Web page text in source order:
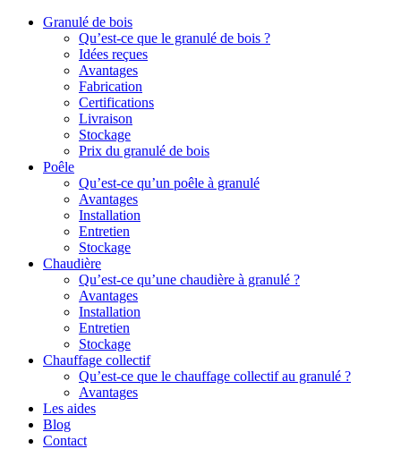
Granulé de bois
Qu’est-ce que le granulé de bois ?
Idées reçues
Avantages
Fabrication
Certifications
Livraison
Stockage
Prix du granulé de bois
Poêle
Qu’est-ce qu’un poêle à granulé
Avantages
Installation
Entretien
Stockage
Chaudière
Qu’est-ce qu’une chaudière à granulé ?
Avantages
Installation
Entretien
Stockage
Chauffage collectif
Qu’est-ce que le chauffage collectif au granulé ?
Avantages
Les aides
Blog
Contact